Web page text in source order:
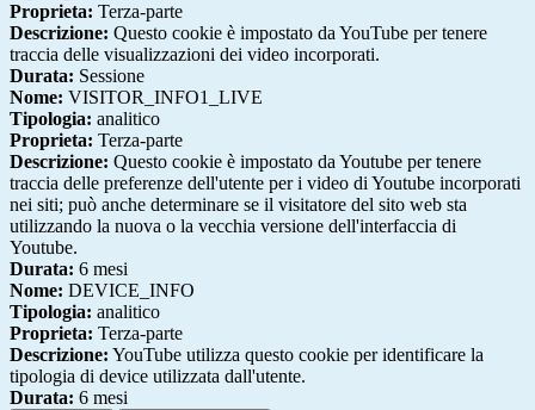
Proprieta: Terza-parte
Descrizione: Questo cookie è impostato da YouTube per tenere
traccia delle visualizzazioni dei video incorporati.
Durata: Sessione
Nome: VISITOR_INFO1_LIVE
Tipologia: analitico
Proprieta: Terza-parte
Descrizione: Questo cookie è impostato da Youtube per tenere
traccia delle preferenze dell'utente per i video di Youtube incorporati
nei siti; può anche determinare se il visitatore del sito web sta
utilizzando la nuova o la vecchia versione dell'interfaccia di
Youtube.
Durata: 6 mesi
Nome: DEVICE_INFO
Tipologia: analitico
Proprieta: Terza-parte
Descrizione: YouTube utilizza questo cookie per identificare la
tipologia di device utilizzata dall'utente.
Durata: 6 mesi